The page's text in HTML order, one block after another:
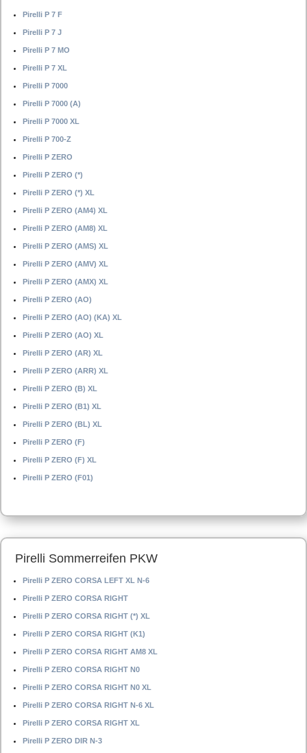
Pirelli P 7 F
Pirelli P 7 J
Pirelli P 7 MO
Pirelli P 7 XL
Pirelli P 7000
Pirelli P 7000 (A)
Pirelli P 7000 XL
Pirelli P 700-Z
Pirelli P ZERO
Pirelli P ZERO (*)
Pirelli P ZERO (*) XL
Pirelli P ZERO (AM4) XL
Pirelli P ZERO (AM8) XL
Pirelli P ZERO (AMS) XL
Pirelli P ZERO (AMV) XL
Pirelli P ZERO (AMX) XL
Pirelli P ZERO (AO)
Pirelli P ZERO (AO) (KA) XL
Pirelli P ZERO (AO) XL
Pirelli P ZERO (AR) XL
Pirelli P ZERO (ARR) XL
Pirelli P ZERO (B) XL
Pirelli P ZERO (B1) XL
Pirelli P ZERO (BL) XL
Pirelli P ZERO (F)
Pirelli P ZERO (F) XL
Pirelli P ZERO (F01)
Pirelli Sommerreifen PKW
Pirelli P ZERO CORSA LEFT XL N-6
Pirelli P ZERO CORSA RIGHT
Pirelli P ZERO CORSA RIGHT (*) XL
Pirelli P ZERO CORSA RIGHT (K1)
Pirelli P ZERO CORSA RIGHT AM8 XL
Pirelli P ZERO CORSA RIGHT N0
Pirelli P ZERO CORSA RIGHT N0 XL
Pirelli P ZERO CORSA RIGHT N-6 XL
Pirelli P ZERO CORSA RIGHT XL
Pirelli P ZERO DIR N-3